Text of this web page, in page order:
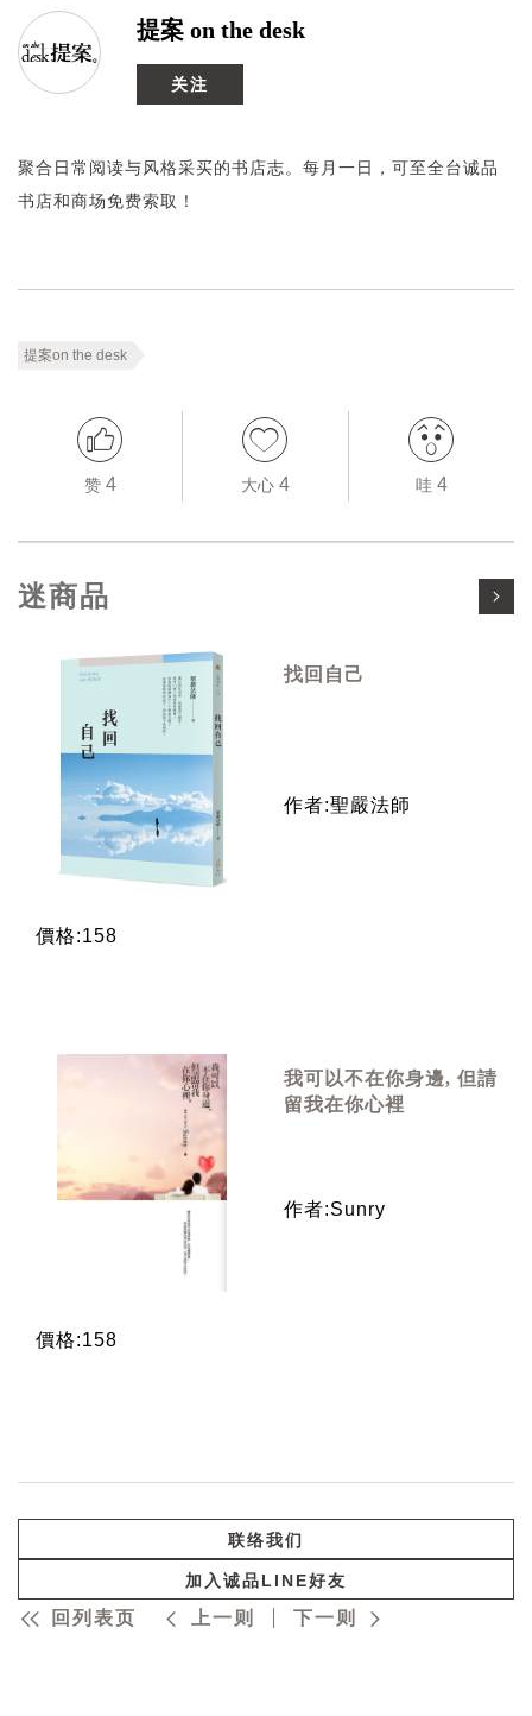
提案 on the desk
关注
聚合日常阅读与风格采买的书店志。每月一日，可至全台诚品
书店和商场免费索取！
提案on the desk
赞 4 大心 4 哇 4
迷商品
找回自己
作者:聖嚴法師
價格:158
我可以不在你身邊, 但請
留我在你心裡
作者:Sunry
價格:158
联络我们
加入诚品LINE好友
回列表页 上一则 下一则